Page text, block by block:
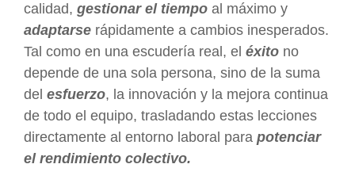
calidad, gestionar el tiempo al máximo y
adaptarse rápidamente a cambios inesperados.
Tal como en una escudería real, el éxito no
depende de una sola persona, sino de la suma
del esfuerzo, la innovación y la mejora continua
de todo el equipo, trasladando estas lecciones
directamente al entorno laboral para potenciar
el rendimiento colectivo.